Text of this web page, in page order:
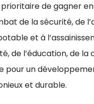
de gagner
de la sécu­rité, de
et à
de l’éducation, de la
pour un
et durable.